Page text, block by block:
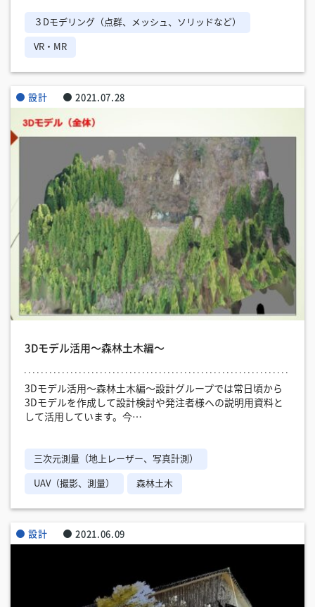
３Dモデリング（点群、メッシュ、ソリッドなど）
VR・MR
設計 2021.07.28
3Dモデル活用～森林土木編～
3Dモデル活用～森林土木編～設計グループでは常日頃から
3Dモデルを作成して設計検討や発注者様への説明用資料と
して活用しています。今…
三次元測量（地上レーザー、写真計測）
UAV（撮影、測量） 森林土木
設計 2021.06.09